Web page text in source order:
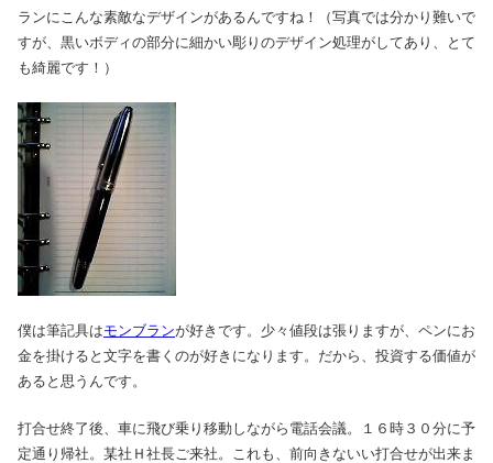
ランにこんな素敵なデザインがあるんですね！（写真では分かり難いで
すが、黒いボディの部分に細かい彫りのデザイン処理がしてあり、とて
も綺麗です！）
僕は筆記具はモンブランが好きです。少々値段は張りますが、ペンにお
金を掛けると文字を書くのが好きになります。だから、投資する価値が
あると思うんです。
打合せ終了後、車に飛び乗り移動しながら電話会議。１６時３０分に予
定通り帰社。某社Ｈ社長ご来社。これも、前向きないい打合せが出来ま